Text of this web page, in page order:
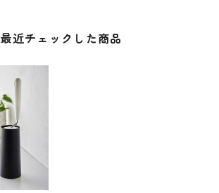
最近チェックした商品